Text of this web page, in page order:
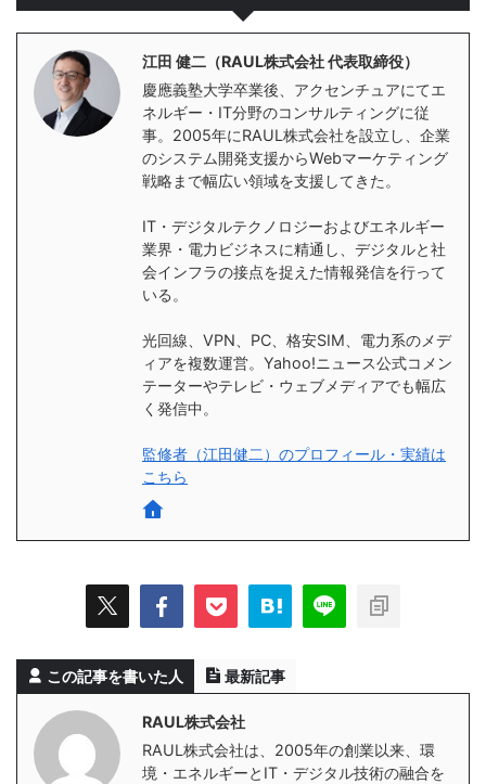
江田 健二（RAUL株式会社 代表取締役）
慶應義塾大学卒業後、アクセンチュアにてエ
ネルギー・IT分野のコンサルティングに従
事。2005年にRAUL株式会社を設立し、企業
のシステム開発支援からWebマーケティング
戦略まで幅広い領域を支援してきた。
IT・デジタルテクノロジーおよびエネルギー
業界・電力ビジネスに精通し、デジタルと社
会インフラの接点を捉えた情報発信を行って
いる。
光回線、VPN、PC、格安SIM、電力系のメデ
ィアを複数運営。Yahoo!ニュース公式コメン
テーターやテレビ・ウェブメディアでも幅広
く発信中。
監修者（江田健二）のプロフィール・実績は
こちら
この記事を書いた人 最新記事
RAUL株式会社
RAUL株式会社は、2005年の創業以来、環
境・エネルギーとIT・デジタル技術の融合を